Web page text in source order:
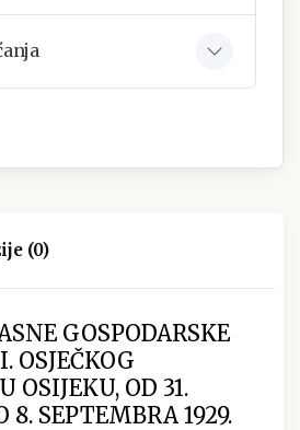
(0)
GOSPODARSKE
OSJEČKOG
OSIJEKU, OD 31.
8. SEPTEMBRA 1929.